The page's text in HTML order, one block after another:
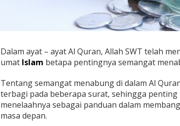
S
e
a
g
a
i
T
Dalam ayat – ayat Al Quran, Allah SWT telah
umat Islam betapa pentingnya semangat
Tentang semangat menabung di dalam Al
terbagi pada beberapa surat, sehingga
menelaahnya sebagai panduan dalam
masa depan.